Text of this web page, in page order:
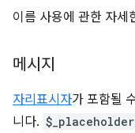
이름 사용에 관한 자세
메시지
자리표시자가 포함될
니다.